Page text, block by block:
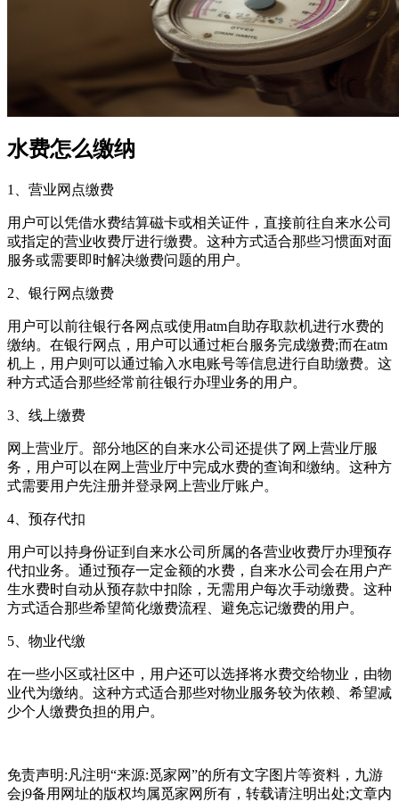
水费怎么缴纳
1、营业网点缴费
用户可以凭借水费结算磁卡或相关证件，直接前往自来水公司
或指定的营业收费厅进行缴费。这种方式适合那些习惯面对面
服务或需要即时解决缴费问题的用户。
2、银行网点缴费
用户可以前往银行各网点或使用atm自助存取款机进行水费的
缴纳。在银行网点，用户可以通过柜台服务完成缴费;而在atm
机上，用户则可以通过输入水电账号等信息进行自助缴费。这
种方式适合那些经常前往银行办理业务的用户。
3、线上缴费
网上营业厅。部分地区的自来水公司还提供了网上营业厅服
务，用户可以在网上营业厅中完成水费的查询和缴纳。这种方
式需要用户先注册并登录网上营业厅账户。
4、预存代扣
用户可以持身份证到自来水公司所属的各营业收费厅办理预存
代扣业务。通过预存一定金额的水费，自来水公司会在用户产
生水费时自动从预存款中扣除，无需用户每次手动缴费。这种
方式适合那些希望简化缴费流程、避免忘记缴费的用户。
5、物业代缴
在一些小区或社区中，用户还可以选择将水费交给物业，由物
业代为缴纳。这种方式适合那些对物业服务较为依赖、希望减
少个人缴费负担的用户。
免责声明:凡注明“来源:觅家网”的所有文字图片等资料，九游
会j9备用网址的版权均属觅家网所有，转载请注明出处;文章内